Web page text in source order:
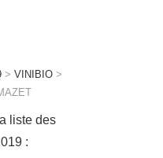
> VINIBIO >
liste des
: